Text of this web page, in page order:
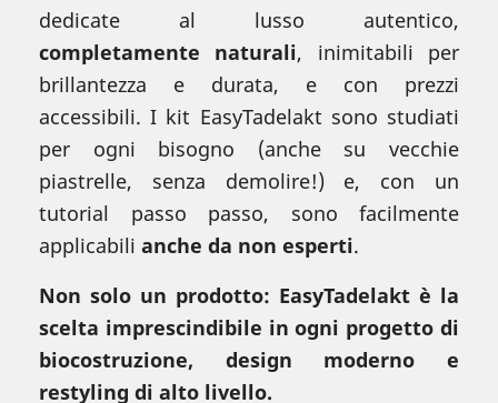
dedicate al lusso autentico,
completamente naturali, inimitabili per
brillantezza e durata, e con prezzi
accessibili. I kit EasyTadelakt sono studiati
per ogni bisogno (anche su vecchie
piastrelle, senza demolire!) e, con un
tutorial passo passo, sono facilmente
applicabili anche da non esperti.
Non solo un prodotto: EasyTadelakt è la
scelta imprescindibile in ogni progetto di
biocostruzione, design moderno e
restyling di alto livello.